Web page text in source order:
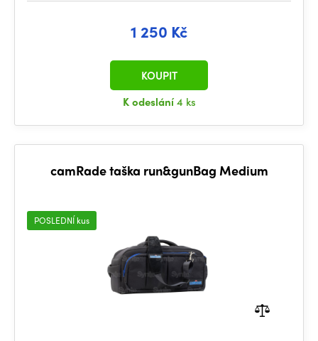
1 250 Kč
K odeslání4 ks
KOUPIT
camRade taška run&gunBag Medium
POSLEDNÍ kus